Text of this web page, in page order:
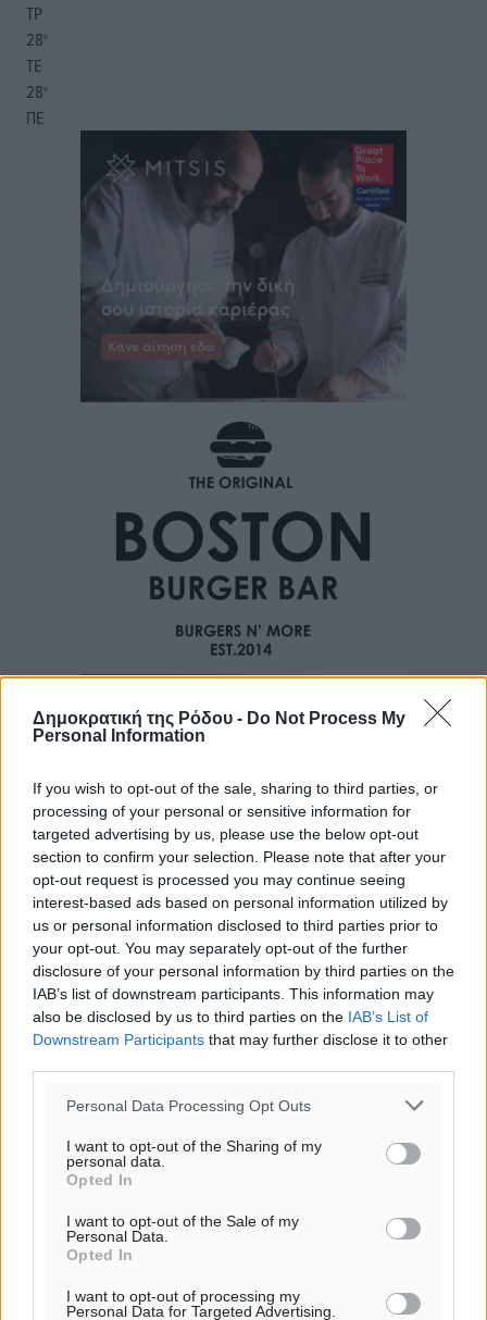
Δημοκρατική της Ρόδου - Do Not Process My
Personal Information
If you wish to opt-out of the sale, sharing to third parties, or
processing of your personal or sensitive information for
targeted advertising by us, please use the below opt-out
section to confirm your selection. Please note that after your
opt-out request is processed you may continue seeing
interest-based ads based on personal information utilized by
us or personal information disclosed to third parties prior to
your opt-out. You may separately opt-out of the further
disclosure of your personal information by third parties on the
IAB’s list of downstream participants. This information may
also be disclosed by us to third parties on the IAB’s List of
Downstream Participants that may further disclose it to other
Personal Data Processing Opt Outs
I want to opt-out of the Sharing of my
personal data.
Opted In
I want to opt-out of the Sale of my
Personal Data.
Opted In
I want to opt-out of processing my
Personal Data for Targeted Advertising.
ΤΡ
28°
ΤΕ
28°
ΠΕ
Ροή ειδήσεων
Καιρός «hot – dry – windy» τις επόμενες 48 ώρες στη
Δύο σχολεία της Λέρου αλλάζουν όψη με δωρεά
αγάπης για τα παιδιά
Τοπικές Ειδήσεις
Τουρισμός: Με θετικό πρόσημο έως τώρα η χρονιά,
Ειδήσεις• πριν 7 ώρες